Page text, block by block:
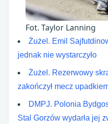
Fot. Taylor Lanning
Żużel. Emil
jednak nie wystarczyło
Żużel. Rezerwowy
zakończył mecz
DMPJ. Polonia
Stal Gorzów wydarła jej